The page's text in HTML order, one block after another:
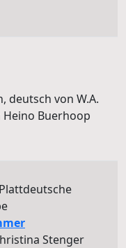
deutsch von W.A.
Buerhoop
Stenger